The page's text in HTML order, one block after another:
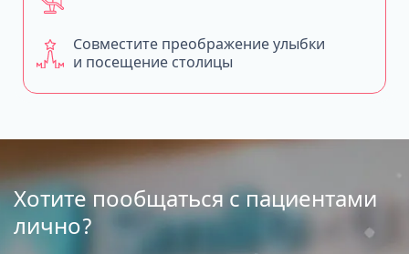
Совместите преображение улыбки
и посещение столицы
Хотите пообщаться с пациентами
лично?